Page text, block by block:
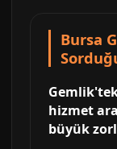
Bursa
hizmet
büyük